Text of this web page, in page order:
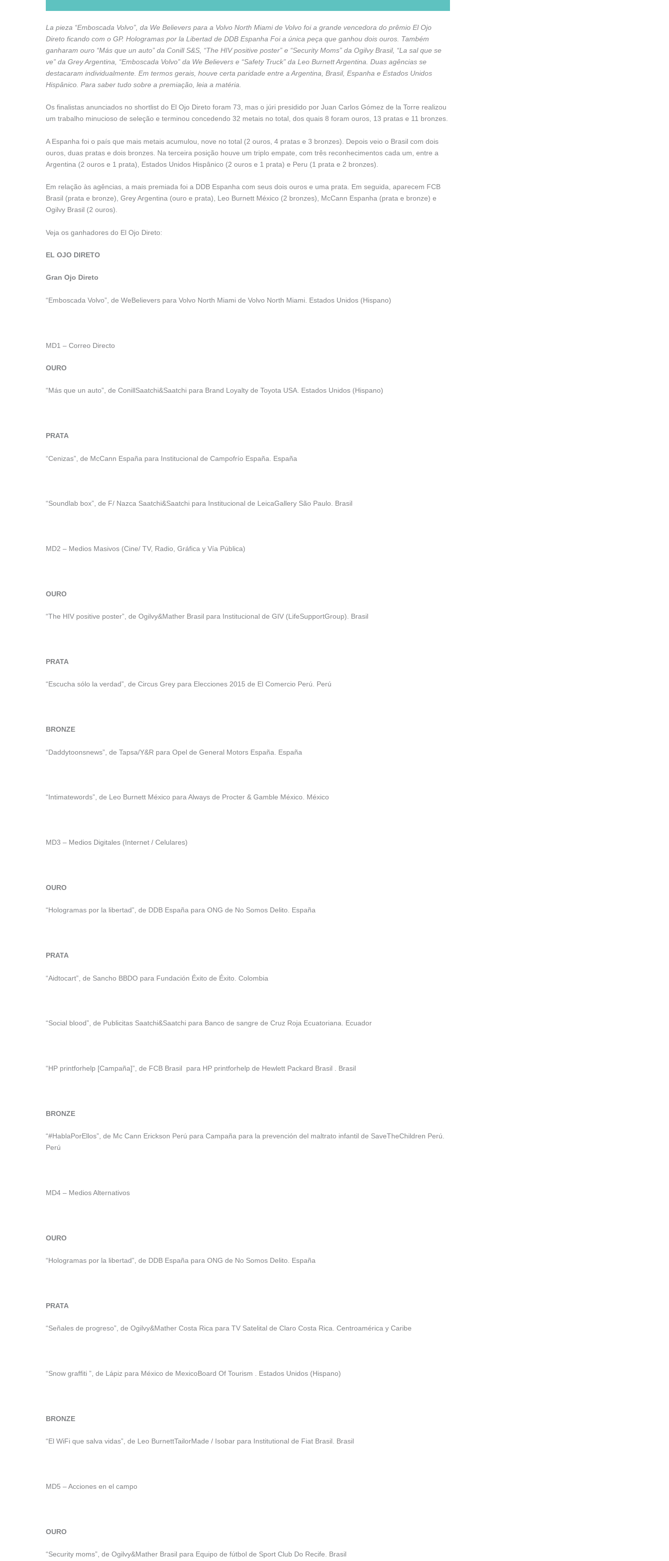
La pieza “Emboscada Volvo”, da We Believers para a Volvo North Miami de Volvo foi a grande vencedora do prêmio El Ojo
Direto ficando com o GP. Hologramas por la Libertad de DDB Espanha Foi a única peça que ganhou dois ouros. Também
ganharam ouro “Más que un auto” da Conill S&S, “The HIV positive poster” e “Security Moms” da Ogilvy Brasil, “La sal que se
ve” da Grey Argentina, “Emboscada Volvo” da We Believers e “Safety Truck” da Leo Burnett Argentina. Duas agências se
destacaram individualmente. Em termos gerais, houve certa paridade entre a Argentina, Brasil, Espanha e Estados Unidos
Hispânico. Para saber tudo sobre a premiação, leia a matéria.
Os finalistas anunciados no shortlist do El Ojo Direto foram 73, mas o júri presidido por Juan Carlos Gómez de la Torre realizou
um trabalho minucioso de seleção e terminou concedendo 32 metais no total, dos quais 8 foram ouros, 13 pratas e 11 bronzes.
A Espanha foi o país que mais metais acumulou, nove no total (2 ouros, 4 pratas e 3 bronzes). Depois veio o Brasil com dois
ouros, duas pratas e dois bronzes. Na terceira posição houve um triplo empate, com três reconhecimentos cada um, entre a
Argentina (2 ouros e 1 prata), Estados Unidos Hispânico (2 ouros e 1 prata) e Peru (1 prata e 2 bronzes).
Em relação às agências, a mais premiada foi a DDB Espanha com seus dois ouros e uma prata. Em seguida, aparecem FCB
Brasil (prata e bronze), Grey Argentina (ouro e prata), Leo Burnett México (2 bronzes), McCann Espanha (prata e bronze) e
Ogilvy Brasil (2 ouros).
Veja os ganhadores do El Ojo Direto:
EL OJO DIRETO
Gran Ojo Direto
“Emboscada Volvo”, de WeBelievers para Volvo North Miami de Volvo North Miami. Estados Unidos (Hispano)
MD1 – Correo Directo
OURO
“Más que un auto”, de ConillSaatchi&Saatchi para Brand Loyalty de Toyota USA. Estados Unidos (Hispano)
PRATA
“Cenizas”, de McCann España para Institucional de Campofrío España. España
“Soundlab box”, de F/ Nazca Saatchi&Saatchi para Institucional de LeicaGallery São Paulo. Brasil
MD2 – Medios Masivos (Cine/ TV, Radio, Gráfica y Vía Pública)
OURO
“The HIV positive poster”, de Ogilvy&Mather Brasil para Institucional de GIV (LifeSupportGroup). Brasil
PRATA
“Escucha sólo la verdad”, de Circus Grey para Elecciones 2015 de El Comercio Perú. Perú
BRONZE
“Daddytoonsnews”, de Tapsa/Y&R para Opel de General Motors España. España
“Intimatewords”, de Leo Burnett México para Always de Procter & Gamble México. México
MD3 – Medios Digitales (Internet / Celulares)
OURO
“Hologramas por la libertad”, de DDB España para ONG de No Somos Delito. España
PRATA
“Aidtocart”, de Sancho BBDO para Fundación Éxito de Éxito. Colombia
“Social blood”, de Publicitas Saatchi&Saatchi para Banco de sangre de Cruz Roja Ecuatoriana. Ecuador
“HP printforhelp [Campaña]”, de FCB Brasil para HP printforhelp de Hewlett Packard Brasil . Brasil
BRONZE
“#HablaPorEllos”, de Mc Cann Erickson Perú para Campaña para la prevención del maltrato infantil de SaveTheChildren Perú.
Perú
MD4 – Medios Alternativos
OURO
“Hologramas por la libertad”, de DDB España para ONG de No Somos Delito. España
PRATA
“Señales de progreso”, de Ogilvy&Mather Costa Rica para TV Satelital de Claro Costa Rica. Centroamérica y Caribe
“Snow graffiti ”, de Lápiz para México de MexicoBoard Of Tourism . Estados Unidos (Hispano)
BRONZE
“El WiFi que salva vidas”, de Leo BurnettTailorMade / Isobar para Institutional de Fiat Brasil. Brasil
MD5 – Acciones en el campo
OURO
“Security moms”, de Ogilvy&Mather Brasil para Equipo de fútbol de Sport Club Do Recife. Brasil